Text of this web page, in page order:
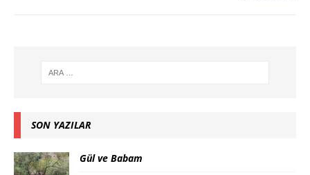
SON YAZILAR
Gül ve Babam